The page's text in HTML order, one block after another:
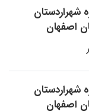
شهراردستان
شهراردستان